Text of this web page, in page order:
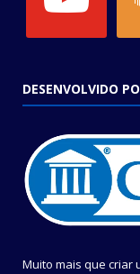
DESENVOLVIDO
Muito mais que criar